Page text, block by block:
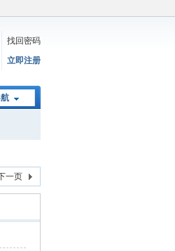
找回密码
立即注册
一页